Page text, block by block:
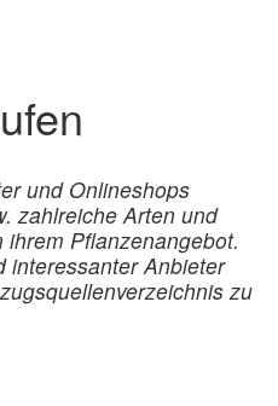
und Onlineshops
zahlreiche Arten und
Pflanzenangebot.
interessanter Anbieter
zu